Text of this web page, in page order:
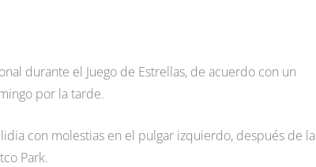
durante el Juego de Estrellas, de acuerdo con un
por la tarde.
con molestias en el pulgar izquierdo, después de la
Park.